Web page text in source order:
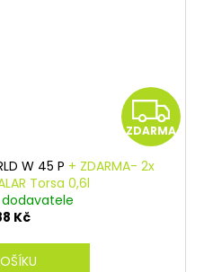
Z
D
ZDARMA
W 45 P + ZDARMA- 2x
Torsa 0,6l
Kč